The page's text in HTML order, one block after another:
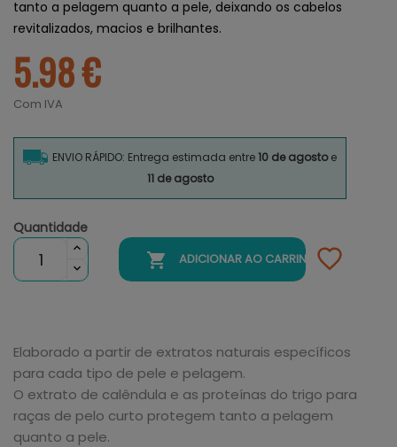
tanto a pelagem quanto a pele, deixando os cabelos
revitalizados, macios e brilhantes.
5.98 €
Com IVA
ENVIO RÁPIDO: Entrega estimada entre10 de agostoe
11 de agosto
Quantidade
 ADICIONAR AO CARRINHO
Elaborado a partir de extratos naturais específicos
para cada tipo de pele e pelagem.
O extrato de calêndula e as proteínas do trigo para
raças de pelo curto protegem tanto a pelagem
quanto a pele.